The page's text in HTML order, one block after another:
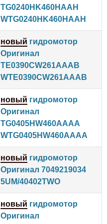
TG0240HK460HAAH
WTG0240HK460HAAH
новый гидромотор
Оригинал
TE0390CW261AAAB
WTE0390CW261AAAB
новый гидромотор
Оригинал
TG0405HW460AAAA
WTG0405HW460AAAA
новый гидромотор
Оригинал 7049219034
5UM/40402TWO
новый гидромотор
Оригинал